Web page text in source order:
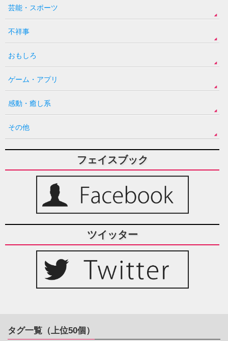
芸能・スポーツ
不祥事
おもしろ
ゲーム・アプリ
感動・癒し系
その他
フェイスブック
ツイッター
タグ一覧（上位50個）